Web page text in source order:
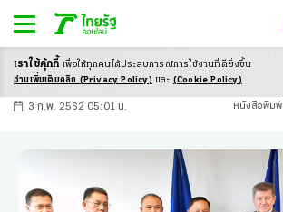
-ก ก ก+
3 ก.พ. 2562 05:01 น. หนังสือพิมพ์
เราใช้คุ้กกี้ เพื่อให้ทุกคนได้ประสบการณ์การใช้งานที่ดียิ่งขึ้น
อ่านเพิ่มเติมคลิก (Privacy Policy) และ (Cookie Policy)